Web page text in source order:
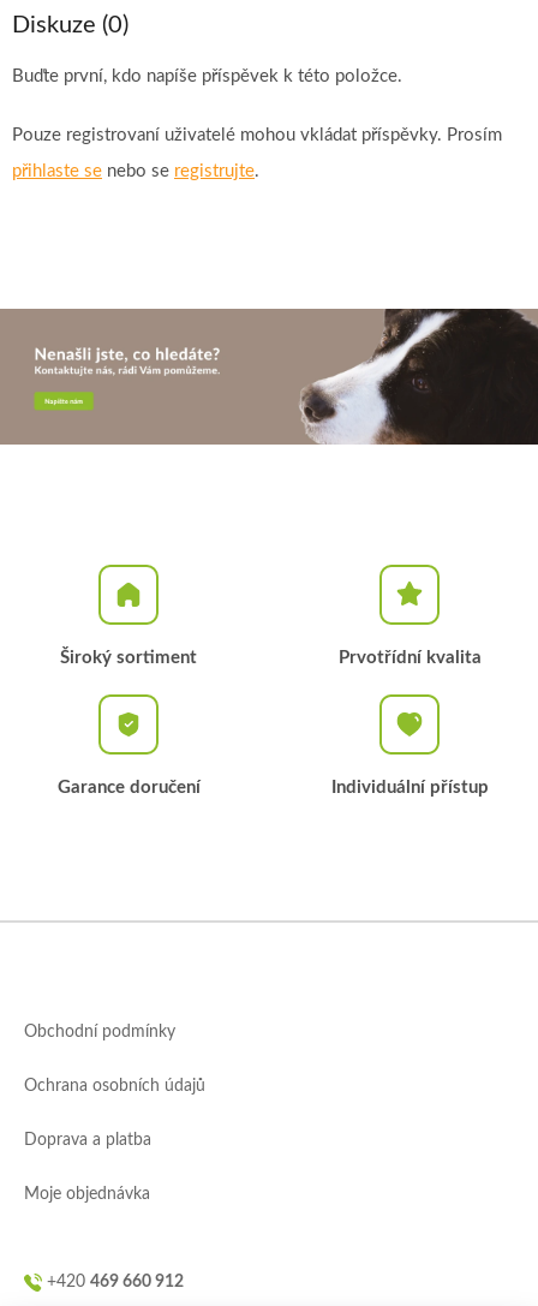
Diskuze (0)
Buďte první, kdo napíše příspěvek k této položce.
Pouze registrovaní uživatelé mohou vkládat příspěvky. Prosím
přihlaste se nebo se registrujte.
Široký sortiment Prvotřídní kvalita
Garance doručení Individuální přístup
Obchodní podmínky
Ochrana osobních údajů
Doprava a platba
Moje objednávka
+420 469 660 912